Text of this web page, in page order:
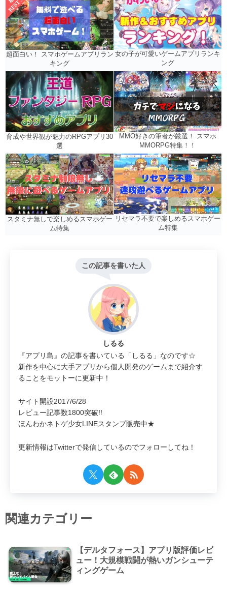
超面白い！ スマホゲームアプリラン
キング
女の子が可愛いゲームアプリランキ
ング
育成や世界観が魅力のRPGアプリ30
選
MMO好きの筆者が厳選！ スマホ
MMORPG特集！！
スタミナ無しで楽しめるスマホゲー
ム特集
リセマラ不要で楽しめるスマホゲー
ム特集
この記事を書いた人
しるる
『アプリ島』の記事を書いている「しるる」なのです☆
新作を中心に大手アプリから個人開発のゲームまで紹介す
ることをモットーに更新中！
サイト開設2017/6/28
レビュー記事数1800突破!!
ほんわかネトゲ少女LINEスタンプ販売中★
更新情報はTwitterで発信しているのでフォローしてね！
関連カテゴリー
【デルタフォース】アプリ版評価レビ
ュー！大規模戦闘が熱いガンシューテ
ィングゲーム